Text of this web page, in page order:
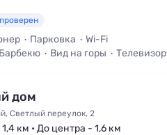
Парковка
Wi-Fi
Вид на горы
Телевизор
дом
Светлый переулок, 2
км • До центра - 1,6 км